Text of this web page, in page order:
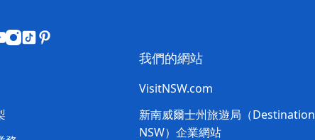
Instagram
抖 Pinterest
我們的網站
VisitNSW.com
新南威爾士州旅遊局（Destination
NSW）企業網站